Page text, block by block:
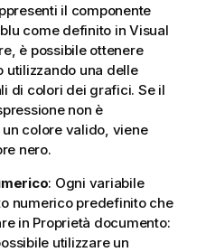
il componente
come definito in Visual
è possibile ottenere
utilizzando una delle
di colori dei grafici. Se il
non è
colore valido, viene
nero.
: Ogni variabile
numerico predefinito che
in Proprietà documento:
utilizzare un